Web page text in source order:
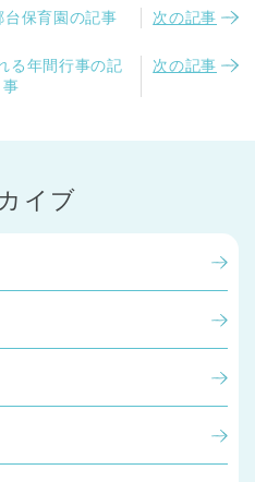
保育園の記事 次の記事
る年間行事の記
事
次の記事
カイブ